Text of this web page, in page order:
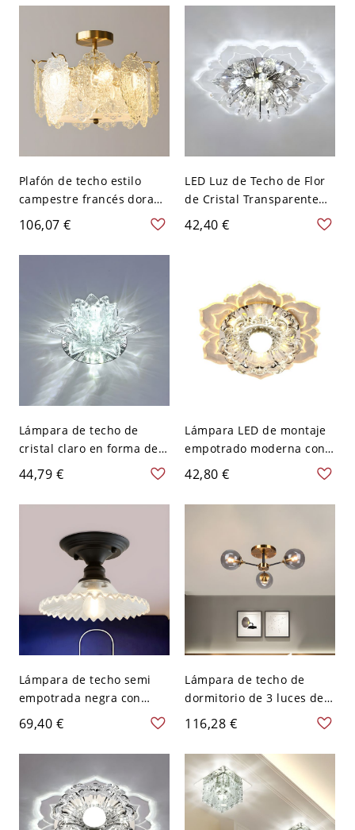
blanca, montaje
Plafón de techo estilo
campestre francés dorado
con tambor de vidrio
texturizado - 110 A 120 V
Rueda 40,64 cm
106,07 €
LED Luz de Techo de Flor
de Cristal Transparente
Lámpara de Techo
Modernista para Corredor
42,40 €
Lámpara de techo de
cristal claro en forma de
loto, estilo moderno, con
luz LED para pasillos - 110
A 120 V Transparente
44,79 €
Lámpara LED de montaje
empotrado moderna con
cristales claros en forma
de flor y luz cálida
42,80 €
Lámpara de techo semi
empotrada negra con
vidrio claro antiguo y 1
cabeza en forma de
concha para pasillo
69,40 €
Lámpara de techo de
dormitorio de 3 luces de
vidrio transparente
postmoderno semi
empotrada Globe
116,28 €